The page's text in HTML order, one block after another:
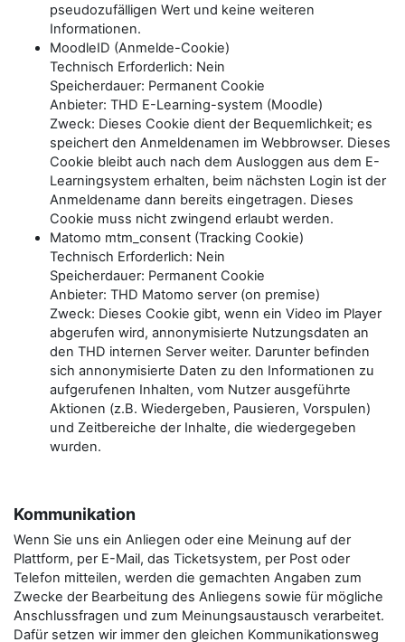
pseudozufälligen Wert und keine weiteren
Informationen.
MoodleID (Anmelde-Cookie)
Technisch Erforderlich: Nein
Speicherdauer: Permanent Cookie
Anbieter: THD E-Learning-system (Moodle)
Zweck: Dieses Cookie dient der Bequemlichkeit; es
speichert den Anmeldenamen im Webbrowser. Dieses
Cookie bleibt auch nach dem Ausloggen aus dem E-
Learningsystem erhalten, beim nächsten Login ist der
Anmeldename dann bereits eingetragen. Dieses
Cookie muss nicht zwingend erlaubt werden.
Matomo mtm_consent (Tracking Cookie)
Technisch Erforderlich: Nein
Speicherdauer: Permanent Cookie
Anbieter: THD Matomo server (on premise)
Zweck: Dieses Cookie gibt, wenn ein Video im Player
abgerufen wird, annonymisierte Nutzungsdaten an
den THD internen Server weiter. Darunter befinden
sich annonymisierte Daten zu den Informationen zu
aufgerufenen Inhalten, vom Nutzer ausgeführte
Aktionen (z.B. Wiedergeben, Pausieren, Vorspulen)
und Zeitbereiche der Inhalte, die wiedergegeben
wurden.
Kommunikation
Wenn Sie uns ein Anliegen oder eine Meinung auf der
Plattform, per E-Mail, das Ticketsystem, per Post oder
Telefon mitteilen, werden die gemachten Angaben zum
Zwecke der Bearbeitung des Anliegens sowie für mögliche
Anschlussfragen und zum Meinungsaustausch verarbeitet.
Dafür setzen wir immer den gleichen Kommunikationsweg